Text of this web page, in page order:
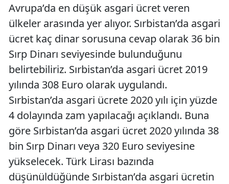
Avrupa’da en düşük asgari ücret veren
ülkeler arasında yer alıyor. Sırbistan’da asgari
ücret kaç dinar sorusuna cevap olarak 36 bin
Sırp Dinarı seviyesinde bulunduğunu
belirtebiliriz. Sırbistan’da asgari ücret 2019
yılında 308 Euro olarak uygulandı.
Sırbistan’da asgari ücrete 2020 yılı için yüzde
4 dolayında zam yapılacağı açıklandı. Buna
göre Sırbistan’da asgari ücret 2020 yılında 38
bin Sırp Dinarı veya 320 Euro seviyesine
yükselecek. Türk Lirası bazında
düşünüldüğünde Sırbistan’da asgari ücretin